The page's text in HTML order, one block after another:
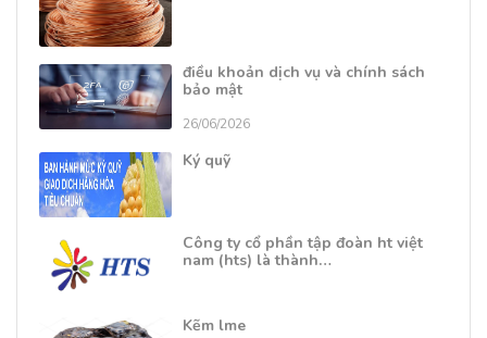
điều khoản dịch vụ và chính sách
bảo mật
26/06/2026
Ký quỹ
Công ty cổ phần tập đoàn ht việt
nam (hts) là thành…
Kẽm lme